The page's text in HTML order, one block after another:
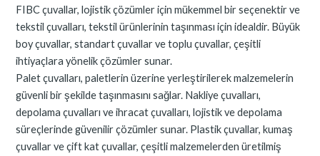
FIBC çuvallar, lojistik çözümler için mükemmel bir seçenektir ve
tekstil çuvalları, tekstil ürünlerinin taşınması için idealdir. Büyük
boy çuvallar, standart çuvallar ve toplu çuvallar, çeşitli
ihtiyaçlara yönelik çözümler sunar.
Palet çuvalları, paletlerin üzerine yerleştirilerek malzemelerin
güvenli bir şekilde taşınmasını sağlar. Nakliye çuvalları,
depolama çuvalları ve ihracat çuvalları, lojistik ve depolama
süreçlerinde güvenilir çözümler sunar. Plastik çuvallar, kumaş
çuvallar ve çift kat çuvallar, çeşitli malzemelerden üretilmiş